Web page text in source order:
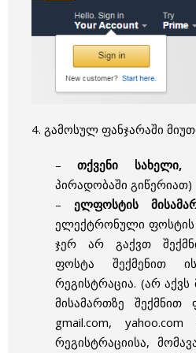
4. გამოსულ ფანჯარაში
– თქვენი
პირადობაში გიწერიათ)
– ელფოსტის
ელექტრონული ფოსტის
ჯერ არ გაქვთ
ფოსტა შექმენით
რეგისტრაცია. (არ
მისამართზე შექმნით
gmail.com,
რეგისტრაციისა,